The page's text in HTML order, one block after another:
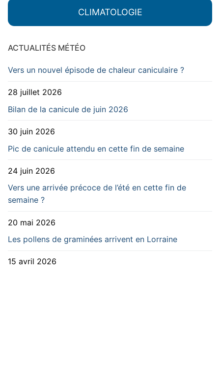
CLIMATOLOGIE
ACTUALITÉS MÉTÉO
Vers un nouvel épisode de chaleur caniculaire ?
28 juillet 2026
Bilan de la canicule de juin 2026
30 juin 2026
Pic de canicule attendu en cette fin de semaine
24 juin 2026
Vers une arrivée précoce de l’été en cette fin de
semaine ?
20 mai 2026
Les pollens de graminées arrivent en Lorraine
15 avril 2026